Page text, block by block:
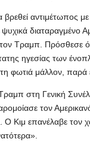
αντιμέτωπος με
διαταραγμένο
Τραμπ. Πρόσθεσε
ηγεσίας των
φωτιά μάλλον, παρά
Τραμπ στη Γενική
τον
Ο Κιμ επανέλαβε τον